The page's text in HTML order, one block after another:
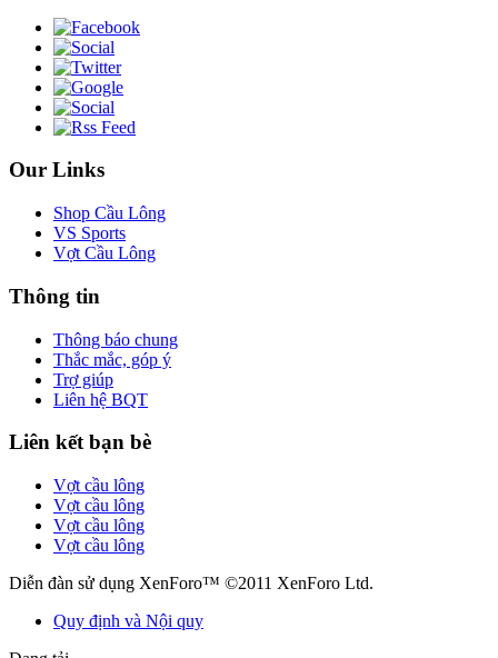
Our Links
Shop Cầu Lông
VS Sports
Vợt Cầu Lông
Thông tin
Thông báo chung
Thắc mắc, góp ý
Trợ giúp
Liên hệ BQT
Liên kết bạn bè
Vợt cầu lông
Vợt cầu lông
Vợt cầu lông
Vợt cầu lông
Diễn đàn sử dụng XenForo™ ©2011 XenForo Ltd.
Quy định và Nội quy